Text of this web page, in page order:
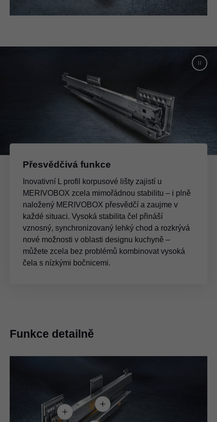
Přesvědčivá funkce
Inovativní L profil korpusové lišty zajistí u
MERIVOBOX zcela mimořádnou stabilitu – i plně
naložený MERIVOBOX přesvědčí a zaujme v
každé situaci. Vysoká stabilita čel přináší
vznosný, synchronizovaný lehký chod a rozkrývá
nové možnosti v oblasti designu kuchyně –
můžete zcela bez problémů kombinovat vysoká
čela s nízkými bočnicemi.
Funkce detailně